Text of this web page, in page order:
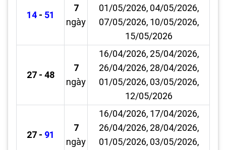
14- 51
7
ngày
01/05/2026, 04/05/2026,
07/05/2026, 10/05/2026,
15/05/2026
27 - 48
7
ngày
16/04/2026, 25/04/2026,
26/04/2026, 28/04/2026,
01/05/2026, 03/05/2026,
12/05/2026
27 - 91
7
ngày
16/04/2026, 17/04/2026,
26/04/2026, 28/04/2026,
01/05/2026, 03/05/2026,